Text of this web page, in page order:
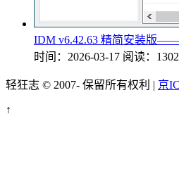
IDM v6.42.63 精简安装版
时间：2026-03-17 阅读：
轻狂志 © 2007- 保留所有权利 | 京
↑